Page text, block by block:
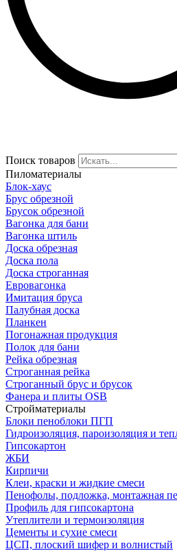
Поиск товаров
Пиломатериалы
Блок-хаус
Брус обрезной
Брусок обрезной
Вагонка для бани
Вагонка штиль
Доска обрезная
Доска пола
Доска строганная
Евровагонка
Имитация бруса
Палубная доска
Планкен
Погонажная продукция
Полок для бани
Рейка обрезная
Строганная рейка
Строганный брус и брусок
Фанера и плиты OSB
Стройматериалы
Блоки пеноблоки ПГП
Гидроизоляция, пароизоляция и
Гипсокартон
ЖБИ
Кирпичи
Клеи, краски и жидкие смеси
Пенофолы, подложка, монтажная
Профиль для гипсокартона
Утеплители и термоизоляция
Цементы и сухие смеси
ЦСП, плоский шифер и волнистый